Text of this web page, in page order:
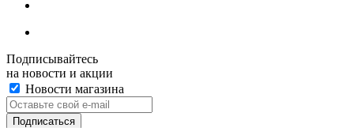
Подписывайтесь
на новости и акции
Новости магазина